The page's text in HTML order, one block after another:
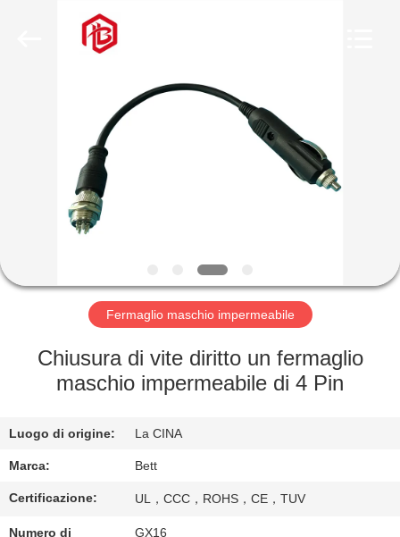
PRODOTTI
CIRCA
GIRO
FABBRICA
DI
QUALITÀ
MAPPA
Fermaglio maschio impermeabile
Chiusura di vite diritto un fermaglio
maschio impermeabile di 4 Pin
Luogo di origine: La CINA
Marca: Bett
Certificazione: UL，CCC，ROHS，CE，TUV
Numero di
GX16